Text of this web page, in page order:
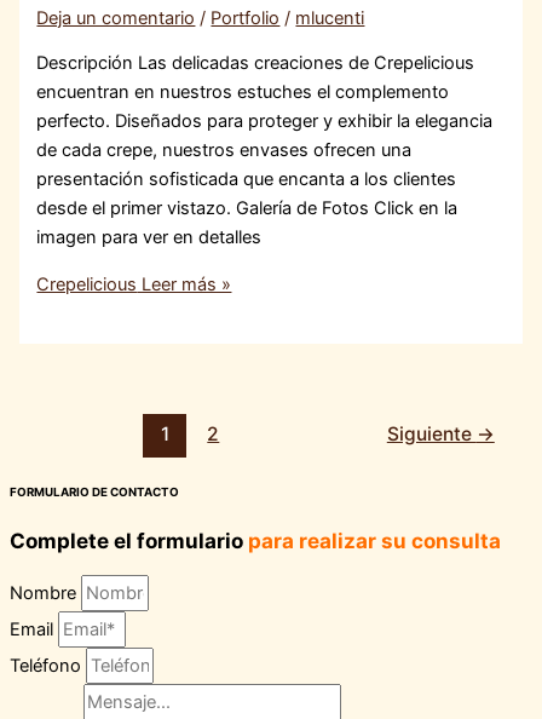
Deja un comentario / Portfolio / mlucenti
Descripción Las delicadas creaciones de Crepelicious
encuentran en nuestros estuches el complemento
perfecto. Diseñados para proteger y exhibir la elegancia
de cada crepe, nuestros envases ofrecen una
presentación sofisticada que encanta a los clientes
desde el primer vistazo. Galería de Fotos Click en la
imagen para ver en detalles
Crepelicious Leer más »
1 2 Siguiente →
FORMULARIO DE CONTACTO
Complete el formulario para realizar su consulta
Nombre
Email
Teléfono